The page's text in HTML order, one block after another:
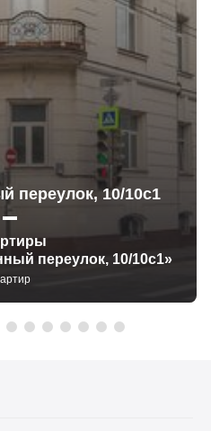
переулок, 10/10с1
переулок, 10/10с1»